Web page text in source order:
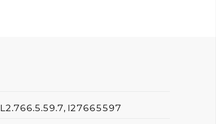
L2.766.5.59.7, l27665597